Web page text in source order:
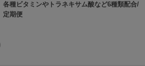
各種ビタミンやトラネキサム酸など6種類配合/
定期便